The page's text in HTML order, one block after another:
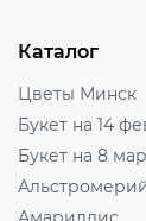
Каталог
Цветы Минск
Букет на 14
Букет на 8